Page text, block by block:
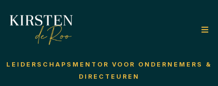
LEIDERSCHAPSMENTOR VOOR ONDERNEMERS &
DIRECTEUREN